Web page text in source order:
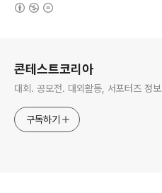
콘테스트코리아
대회. 공모전. 대외활동, 서포터즈 정보
구독하기